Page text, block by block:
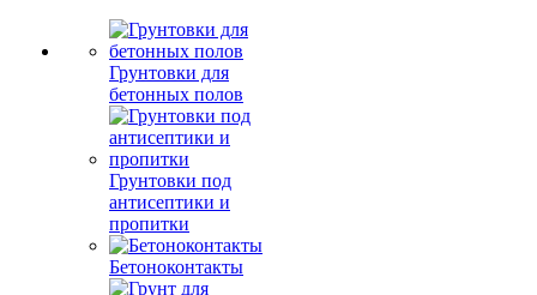
Грунтовки для
бетонных полов
Грунтовки под
антисептики и
пропитки
Бетоноконтакты